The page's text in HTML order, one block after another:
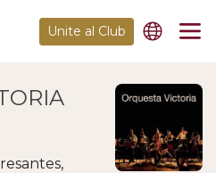
Unite al Club